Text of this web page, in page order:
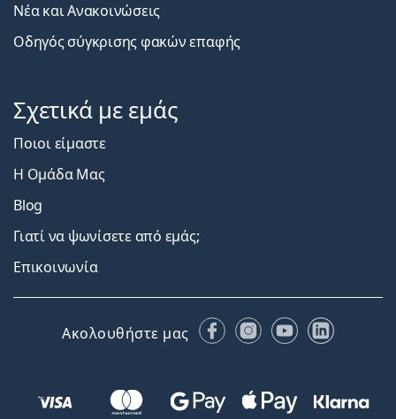
Νέα και Ανακοινώσεις
Οδηγός σύγκρισης φακών επαφής
Σχετικά με εμάς
Ποιοι είμαστε
Η Ομάδα Μας
Blog
Γιατί να ψωνίσετε από εμάς;
Επικοινωνία
Ακολουθήστε μας FacebookInstagram
YouTubeLinkedIn